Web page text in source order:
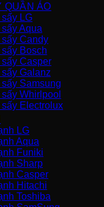
QUẦN ÁO
sấy LG
sấy Aqua
sấy Candy
sấy Bosch
sấy Casper
sấy Galanz
sấy Samsung
sấy Whirlpool
sấy Electrolux
LG
Aqua
Funiki
Sharp
Casper
Hitachi
Toshiba